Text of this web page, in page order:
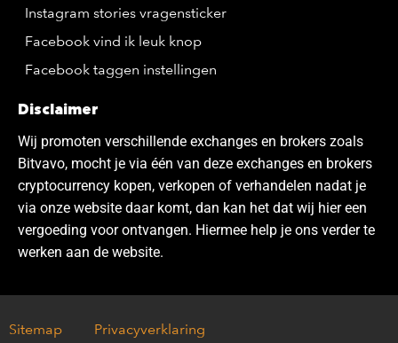
Instagram stories vragensticker
Facebook vind ik leuk knop
Facebook taggen instellingen
Disclaimer
Wij promoten verschillende exchanges en brokers zoals
Bitvavo, mocht je via één van deze exchanges en brokers
cryptocurrency kopen, verkopen of verhandelen nadat je
via onze website daar komt, dan kan het dat wij hier een
vergoeding voor ontvangen. Hiermee help je ons verder te
werken aan de website.
Sitemap Privacyverklaring